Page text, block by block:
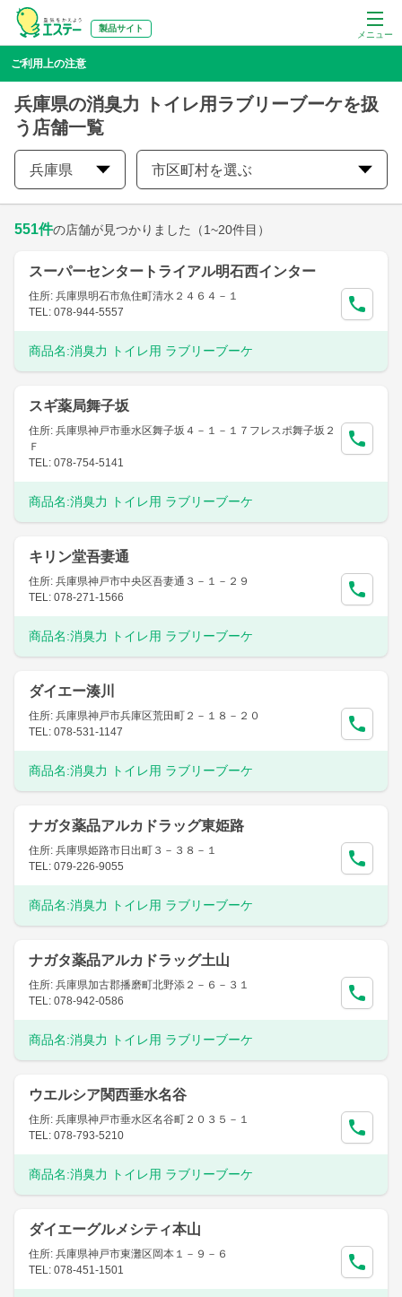
メニュー
製品サイト
ご利用上の注意
兵庫県の消臭力 トイレ用ラブリーブーケを扱
う店舗一覧
兵庫県 市区町村を選ぶ
551件の店舗が見つかりました （1~20件目）
スーパーセンタートライアル明石西インター
住所: 兵庫県明石市魚住町清水２４６４－１
TEL: 078-944-5557
商品名:消臭力 トイレ用 ラブリーブーケ
スギ薬局舞子坂
住所: 兵庫県神戸市垂水区舞子坂４－１－１７フレスポ舞子坂２
Ｆ
TEL: 078-754-5141
商品名:消臭力 トイレ用 ラブリーブーケ
キリン堂吾妻通
住所: 兵庫県神戸市中央区吾妻通３－１－２９
TEL: 078-271-1566
商品名:消臭力 トイレ用 ラブリーブーケ
ダイエー湊川
住所: 兵庫県神戸市兵庫区荒田町２－１８－２０
TEL: 078-531-1147
商品名:消臭力 トイレ用 ラブリーブーケ
ナガタ薬品アルカドラッグ東姫路
住所: 兵庫県姫路市日出町３－３８－１
TEL: 079-226-9055
商品名:消臭力 トイレ用 ラブリーブーケ
ナガタ薬品アルカドラッグ土山
住所: 兵庫県加古郡播磨町北野添２－６－３１
TEL: 078-942-0586
商品名:消臭力 トイレ用 ラブリーブーケ
ウエルシア関西垂水名谷
住所: 兵庫県神戸市垂水区名谷町２０３５－１
TEL: 078-793-5210
商品名:消臭力 トイレ用 ラブリーブーケ
ダイエーグルメシティ本山
住所: 兵庫県神戸市東灘区岡本１－９－６
TEL: 078-451-1501